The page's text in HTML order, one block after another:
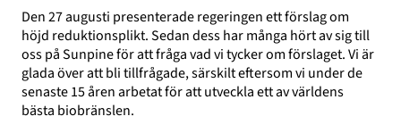
Den 27 augusti presenterade regeringen ett förslag om
höjd reduktionsplikt. Sedan dess har många hört av sig till
oss på Sunpine för att fråga vad vi tycker om förslaget. Vi är
glada över att bli tillfrågade, särskilt eftersom vi under de
senaste 15 åren arbetat för att utveckla ett av världens
bästa biobränslen.